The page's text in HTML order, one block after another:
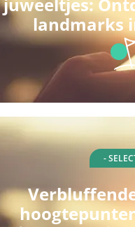
landmarks
-